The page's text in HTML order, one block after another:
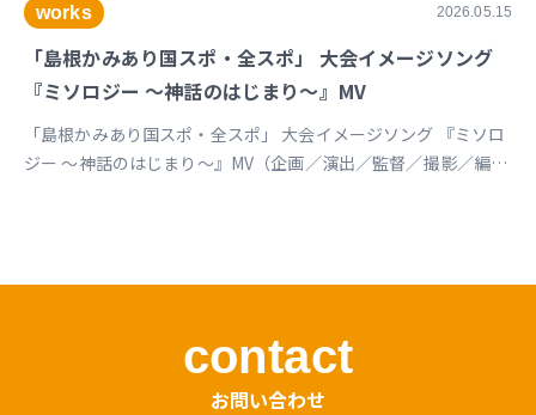
works 2026.05.15
「島根かみあり国スポ・全スポ」 大会イメージソング
『ミソロジー ～神話のはじまり～』MV
「島根かみあり国スポ・全スポ」 大会イメージソング 『ミソロ
ジー ～神話のはじまり～』MV（企画／演出／監督／撮影／編
contact
お問い合わせ